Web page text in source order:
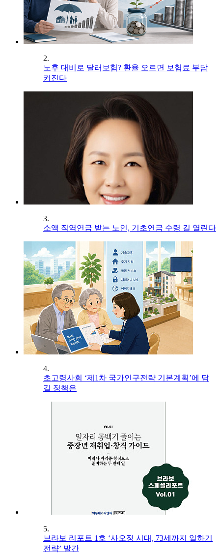
2.
노후 대비로 달러보험? 환율 오르면 보험료 부담
커진다
3.
소액 직역연금 받는 노인, 기초연금 수령 길 열린다
4.
초고령사회 ‘제1차 국가인구전략 기본계획’에 담
길 정책은
5.
브라보 리포트 1호 ‘사오정 시대, 73세까지 일하기
전략’ 발간